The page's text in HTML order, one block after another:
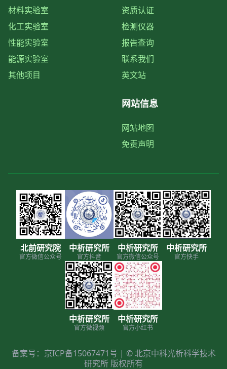
材料实验室
化工实验室
性能实验室
能源实验室
其他项目
资质认证
检测仪器
报告查询
联系我们
英文站
网站信息
网站地图
免责声明
北前研究院
官方微信公众号
中析研究所
官方抖音
中析研究所
官方微信公众号
中析研究所
官方快手
中析研究所
官方微视频
中析研究所
官方小红书
备案号：京ICP备15067471号 | © 北京中科光析科学技术
研究所 版权所有